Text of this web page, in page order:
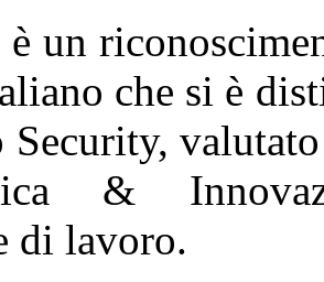
un
che si è
&
di lavoro.